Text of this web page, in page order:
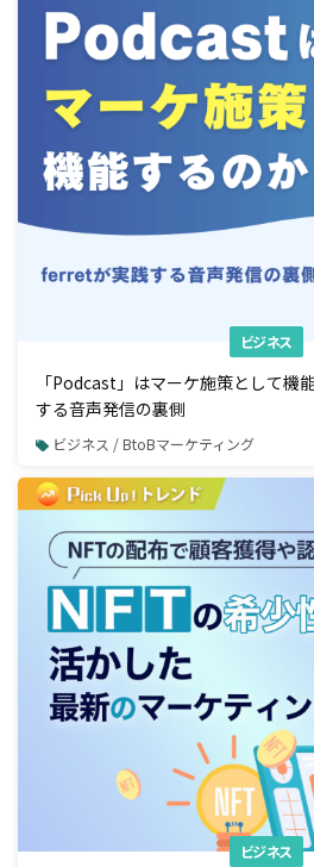
ビジネス
「Podcast」はマーケ施策として
する音声発信の裏側
ビジネス / BtoBマーケティング
ビジネス